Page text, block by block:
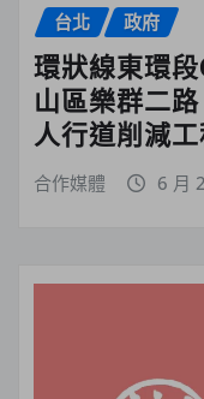
台北 政府
環狀線東環
山區樂群二
人行道削減
合作媒體 6 月